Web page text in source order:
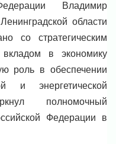
Владимир
области
со стратегическим
в экономику
роль в обеспечении
и энергетической
полномочный
Федерации в